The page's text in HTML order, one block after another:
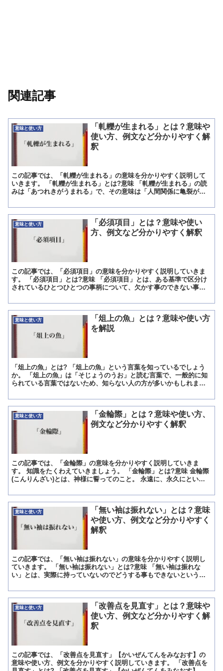
関連記事
意味と使い方
「軋轢が生まれる」とは？意味や
使い方、例文など分かりやすく解
釈
この記事では、「軋轢が生まれる」の意味を分かりやすく説明して
いきます。 「軋轢が生まれる」とは?意味 「軋轢が生まれる」の読
みは「あつれきがうまれる」で、その意味は「人間関係に亀裂が入
意味と使い方
「必須項目」とは？意味や使い
方、例文など分かりやすく解釈
この記事では、「必須項目」の意味を分かりやすく説明していきま
す。 「必須項目」とは?意味 「必須項目」とは、ある基準で区分け
されているひとつひとつの事柄について、欠かす事のできない事柄
意味と使い方
「俎上の魚」とは？意味や使い方
を解説
「俎上の魚」とは? 「俎上の魚」という言葉を知っているでしょう
か。 「俎上の魚」は「そじょうのうお」と読む言葉で、一般的に知
られている言葉ではないため、知らない人の方が多いかもしれませ
意味と使い方
「金輪際」とは？意味や使い方、
例文など分かりやすく解釈
この記事では、「金輪際」の意味を分かりやすく説明していきま
す。 知識をたくわえていきましょう。 「金輪際」とは?意味 金輪際
(こんりんざい)とは、神様に誓ってのこと。 永遠に、永久にという
意味と使い方
「無い袖は振れない」とは？意味
や使い方、例文など分かりやすく
解釈
この記事では、「無い袖は振れない」の意味を分かりやすく説明し
ていきます。 「無い袖は振れない」とは?意味 「無い袖は振れな
い」とは、実際に持っていないのでどうする事もできないという意
意味と使い方
「改善点を見直す」とは？意味や
使い方、例文など分かりやすく解
釈
この記事では、「改善点を見直す」【かいぜんてんをみなおす】の
意味や使い方、例文を分かりやすく説明していきます。 「改善点を